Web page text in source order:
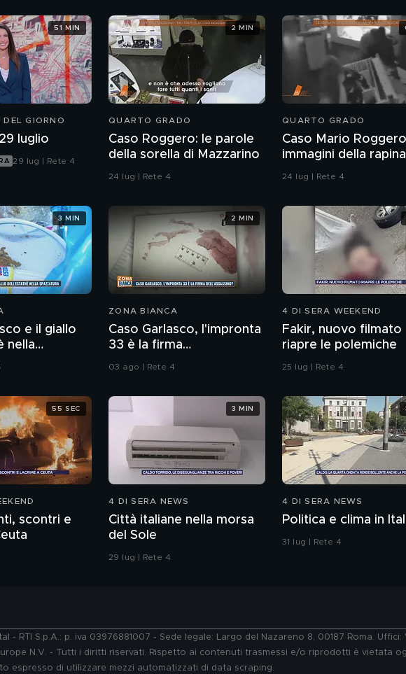
GIORNO
luglio
29 lug | Rete 4
51 MIN
QUARTO GRADO
Caso Roggero: le parole
della sorella di Mazzarino
24 lug | Rete 4
2 MIN
QUARTO GRADO
Caso Mario
immagini della rapina
24 lug | Rete 4
e il giallo
nella
3 MIN
ZONA BIANCA
Caso Garlasco, l'impronta
33 è la firma
dell'assassino?
03 ago | Rete 4
2 MIN
4 DI SERA WEEKEND
Fakir, nuovo filmato
riapre le polemiche
25 lug | Rete 4
scontri e
55 SEC
4 DI SERA NEWS
Città italiane nella morsa
del Sole
29 lug | Rete 4
3 MIN
4 DI SERA NEWS
Politica e clima in
31 lug | Rete 4
- RTI S.p.A.: p. iva 03976881007 - Sede legale: Largo del Nazareno 8, 00187 Roma.
N.V. - Tutti i diritti riservati. Rispetto ai contenuti trasmessi e/o riprodotti è vietata
espresso di utilizzare mezzi automatizzati di data scraping.